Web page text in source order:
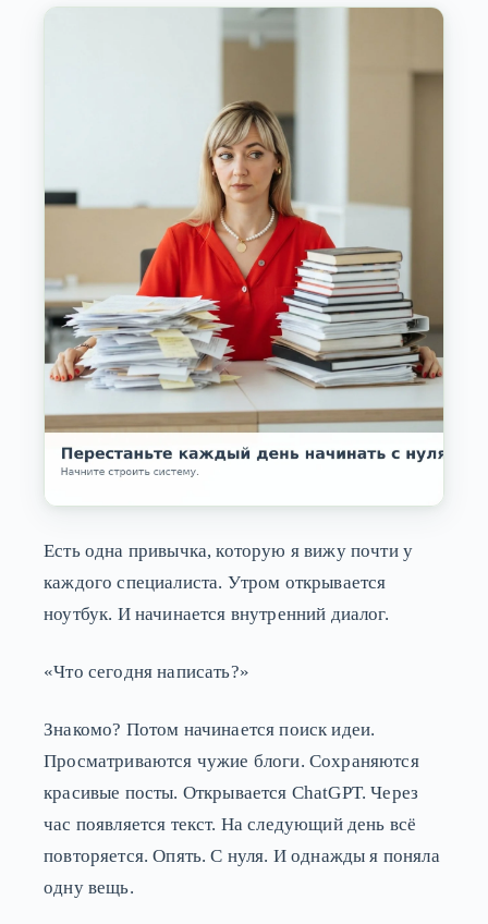
Есть одна привычка, которую я вижу почти у
каждого специалиста. Утром открывается
ноутбук. И начинается внутренний диалог.
«Что сегодня написать?»
Знакомо? Потом начинается поиск идеи.
Просматриваются чужие блоги. Сохраняются
красивые посты. Открывается ChatGPT. Через
час появляется текст. На следующий день всё
повторяется. Опять. С нуля. И однажды я поняла
одну вещь.